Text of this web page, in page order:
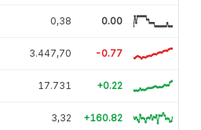
0,38 0.00
3.447,70 -0.77
17.731 +0.22
3,32 +160.82